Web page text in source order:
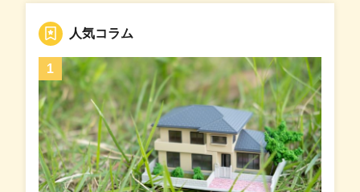
人気コラム